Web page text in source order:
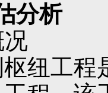
分析
纽工